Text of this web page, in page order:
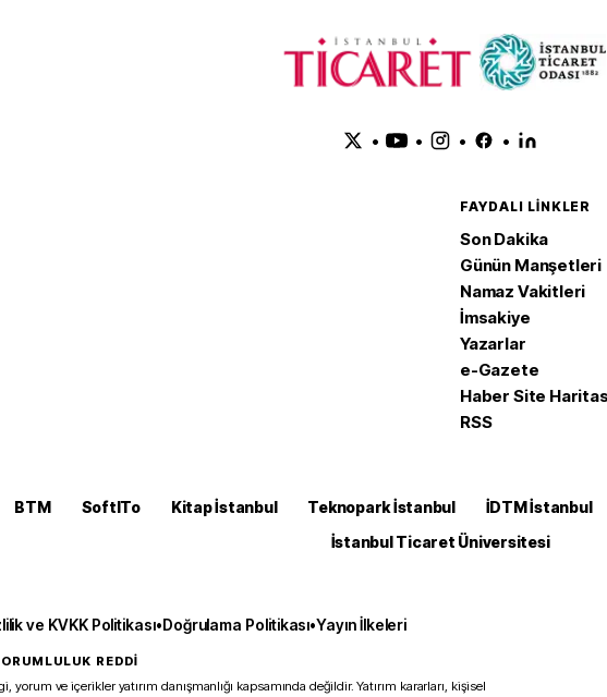
• • • •
FAYDALI LINKLER
Son Dakika
Günün Manşetleri
Namaz Vakitleri
İmsakiye
Yazarlar
e-Gazete
Haber Site
RSS
BTM SoftITo Kitap İstanbul Teknopark İstanbul İDTM İstanbul
İstanbul Ticaret Üniversitesi
ve KVKK Politikası•Doğrulama Politikası•Yayın İlkeleri
REDDİ
yorum ve içerikler yatırım danışmanlığı kapsamında değildir. Yatırım kararları, kişisel